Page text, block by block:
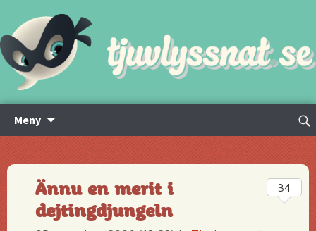
Meny
innehåll
Sök
Ännu en merit i
dejtingdjungeln
34